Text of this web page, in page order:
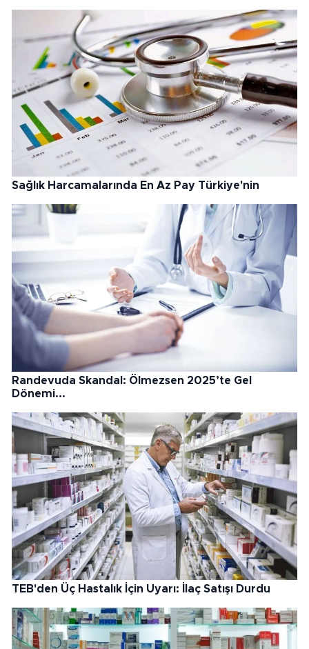
Sağlık Harcamalarında En Az Pay Türkiye'nin
Randevuda Skandal: Ölmezsen 2025’te Gel
Dönemi...
TEB'den Üç Hastalık İçin Uyarı: İlaç Satışı Durdu